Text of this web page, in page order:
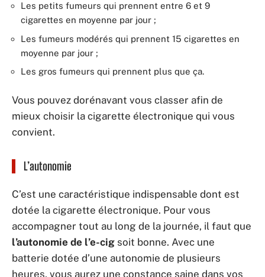
Les petits fumeurs qui prennent entre 6 et 9
cigarettes en moyenne par jour ;
Les fumeurs modérés qui prennent 15 cigarettes en
moyenne par jour ;
Les gros fumeurs qui prennent plus que ça.
Vous pouvez dorénavant vous classer afin de
mieux choisir la cigarette électronique qui vous
convient.
L’autonomie
C’est une caractéristique indispensable dont est
dotée la cigarette électronique. Pour vous
accompagner tout au long de la journée, il faut que
l’autonomie de l’e-cig soit bonne. Avec une
batterie dotée d’une autonomie de plusieurs
heures, vous aurez une constance saine dans vos